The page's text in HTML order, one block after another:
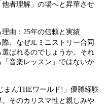
者理解」の場へと昇華させ
由：25年の信頼と実績
、なぜJLミニストリー合同
ばれるのでしょうか。それ
音楽レッスン」ではないか
まんTHEワールド!」優勝経験
そのカリスマ性と親しみや